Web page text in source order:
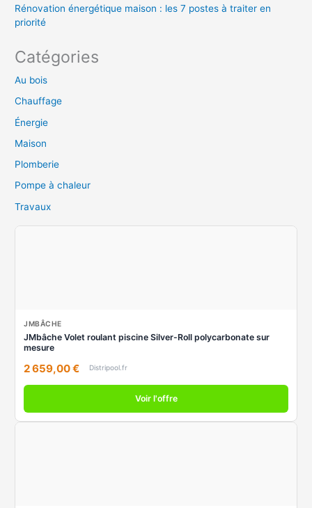
Rénovation énergétique maison : les 7 postes à traiter en
priorité
Catégories
Au bois
Chauffage
Énergie
Maison
Plomberie
Pompe à chaleur
Travaux
JMBÂCHE
JMbâche Volet roulant piscine Silver-Roll polycarbonate sur
mesure
2 659,00 € Distripool.fr
Voir l'offre